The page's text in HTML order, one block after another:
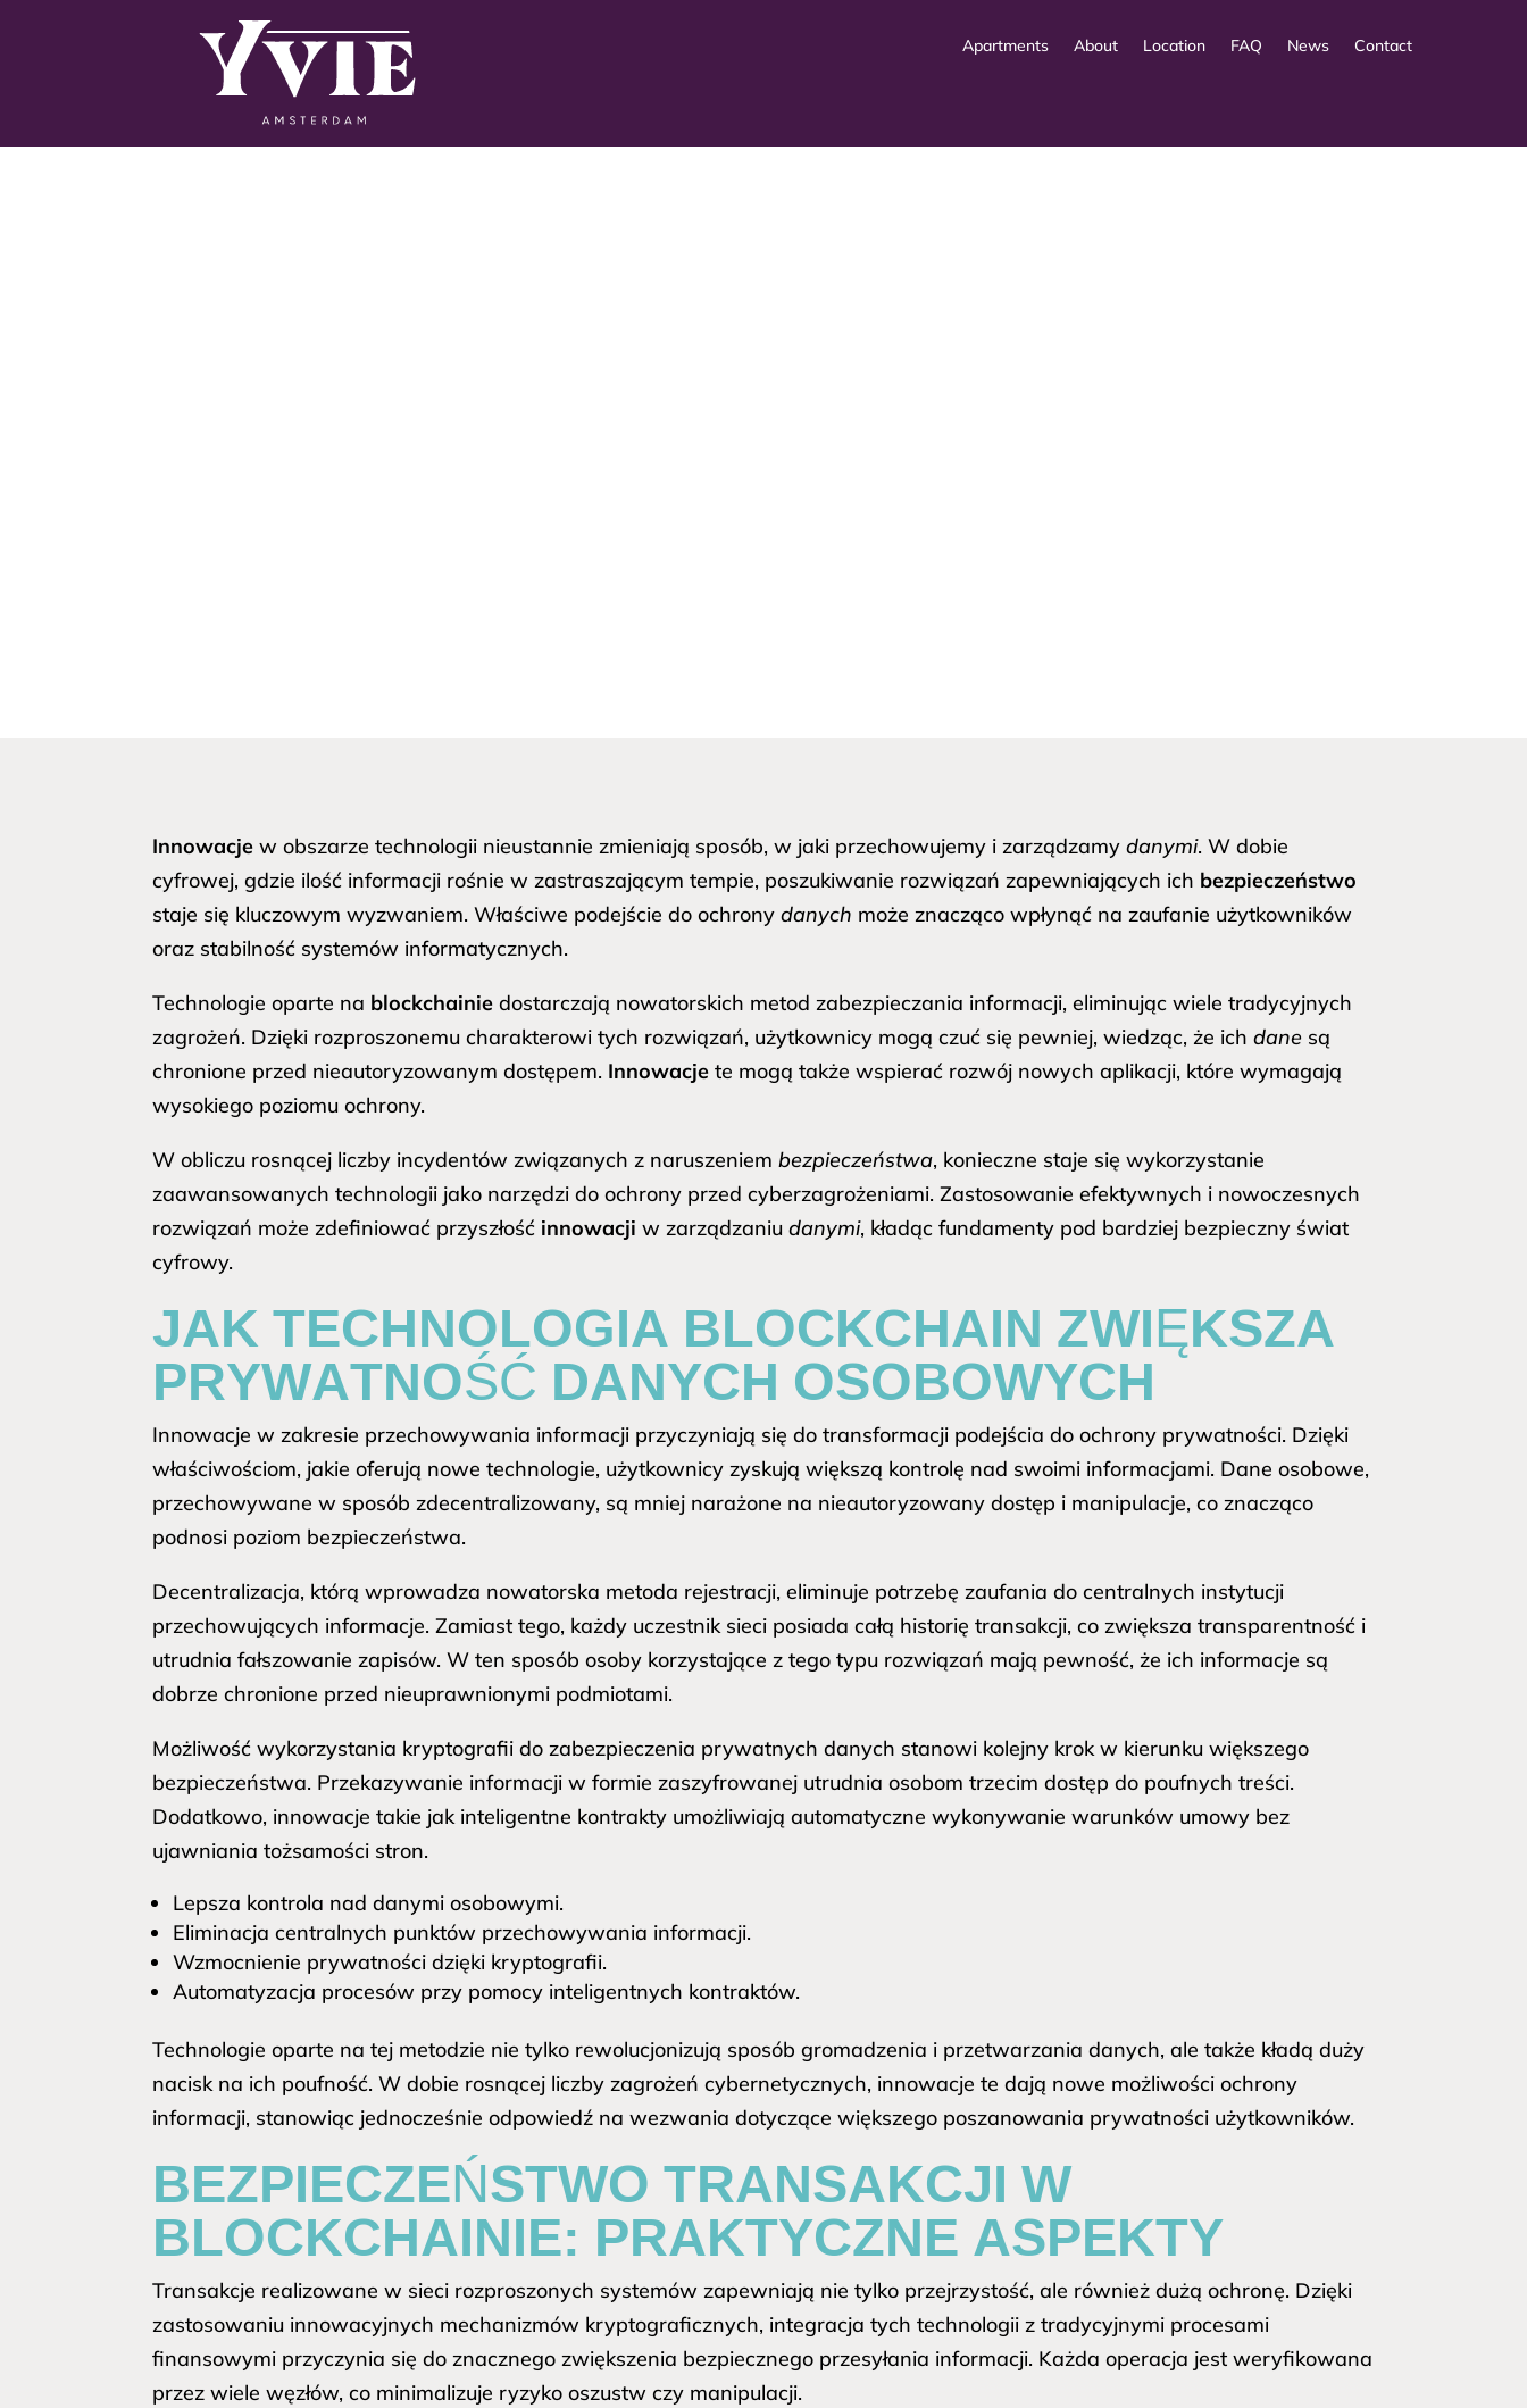
Apartments About Location FAQ News Contact
Innowacje w obszarze technologii nieustannie zmieniają sposób, w jaki przechowujemy i zarządzamydanymi. W dobie
cyfrowej, gdzie ilość informacji rośnie w zastraszającym tempie, poszukiwanie rozwiązań zapewniających ich bezpieczeństwo
staje się kluczowym wyzwaniem. Właściwe podejście do ochronydanych może znacząco wpłynąć na zaufanie użytkowników
oraz stabilność systemów informatycznych.
Technologie oparte na blockchainie dostarczają nowatorskich metod zabezpieczania informacji, eliminując wiele tradycyjnych
zagrożeń. Dzięki rozproszonemu charakterowi tych rozwiązań, użytkownicy mogą czuć się pewniej, wiedząc, że ichdane są
chronione przed nieautoryzowanym dostępem. Innowacje te mogą także wspierać rozwój nowych aplikacji, które wymagają
wysokiego poziomu ochrony.
W obliczu rosnącej liczby incydentów związanych z naruszeniembezpieczeństwa, konieczne staje się wykorzystanie
zaawansowanych technologii jako narzędzi do ochrony przed cyberzagrożeniami. Zastosowanie efektywnych i nowoczesnych
rozwiązań może zdefiniować przyszłość innowacji w zarządzaniudanymi, kładąc fundamenty pod bardziej bezpieczny świat
cyfrowy.
JAK TECHNOLOGIA BLOCKCHAIN ZWIĘKSZA
PRYWATNOŚĆ DANYCH OSOBOWYCH
Innowacje w zakresie przechowywania informacji przyczyniają się do transformacji podejścia do ochrony prywatności. Dzięki
właściwościom, jakie oferują nowe technologie, użytkownicy zyskują większą kontrolę nad swoimi informacjami. Dane osobowe,
przechowywane w sposób zdecentralizowany, są mniej narażone na nieautoryzowany dostęp i manipulacje, co znacząco
podnosi poziom bezpieczeństwa.
Decentralizacja, którą wprowadza nowatorska metoda rejestracji, eliminuje potrzebę zaufania do centralnych instytucji
przechowujących informacje. Zamiast tego, każdy uczestnik sieci posiada całą historię transakcji, co zwiększa transparentność i
utrudnia fałszowanie zapisów. W ten sposób osoby korzystające z tego typu rozwiązań mają pewność, że ich informacje są
dobrze chronione przed nieuprawnionymi podmiotami.
Możliwość wykorzystania kryptografii do zabezpieczenia prywatnych danych stanowi kolejny krok w kierunku większego
bezpieczeństwa. Przekazywanie informacji w formie zaszyfrowanej utrudnia osobom trzecim dostęp do poufnych treści.
Dodatkowo, innowacje takie jak inteligentne kontrakty umożliwiają automatyczne wykonywanie warunków umowy bez
ujawniania tożsamości stron.
Lepsza kontrola nad danymi osobowymi.
Eliminacja centralnych punktów przechowywania informacji.
Wzmocnienie prywatności dzięki kryptografii.
Automatyzacja procesów przy pomocy inteligentnych kontraktów.
Technologie oparte na tej metodzie nie tylko rewolucjonizują sposób gromadzenia i przetwarzania danych, ale także kładą duży
nacisk na ich poufność. W dobie rosnącej liczby zagrożeń cybernetycznych, innowacje te dają nowe możliwości ochrony
informacji, stanowiąc jednocześnie odpowiedź na wezwania dotyczące większego poszanowania prywatności użytkowników.
BEZPIECZEŃSTWO TRANSAKCJI W
BLOCKCHAINIE: PRAKTYCZNE ASPEKTY
Transakcje realizowane w sieci rozproszonych systemów zapewniają nie tylko przejrzystość, ale również dużą ochronę. Dzięki
zastosowaniu innowacyjnych mechanizmów kryptograficznych, integracja tych technologii z tradycyjnymi procesami
finansowymi przyczynia się do znacznego zwiększenia bezpiecznego przesyłania informacji. Każda operacja jest weryfikowana
przez wiele węzłów, co minimalizuje ryzyko oszustw czy manipulacji.